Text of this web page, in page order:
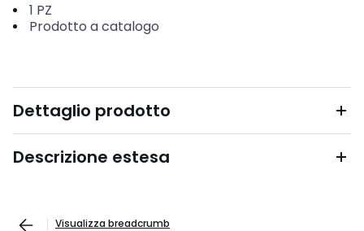
1 PZ
Prodotto a catalogo
Dettaglio prodotto
Descrizione estesa
Visualizza breadcrumb